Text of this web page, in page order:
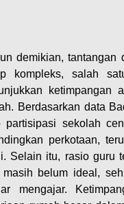
demikian,
kompleks, salah
ketimpangan
Berdasarkan data
partisipasi sekolah
perkotaan,
Selain itu, rasio guru
masih belum ideal,
mengajar.